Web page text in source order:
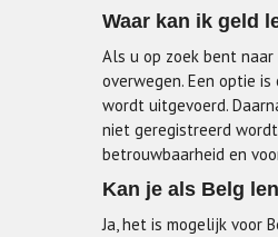
Waar kan ik geld
Als u op zoek bent
overwegen. Een optie
wordt uitgevoerd.
niet geregistreerd
betrouwbaarheid en
Kan je als Belg
Ja, het is mogelijk voor